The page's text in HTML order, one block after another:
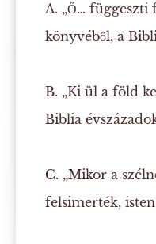
A. „Ő… függeszti
könyvéből, a
B. „Ki ül a föld
Biblia
C. „Mikor a
felsimerték,